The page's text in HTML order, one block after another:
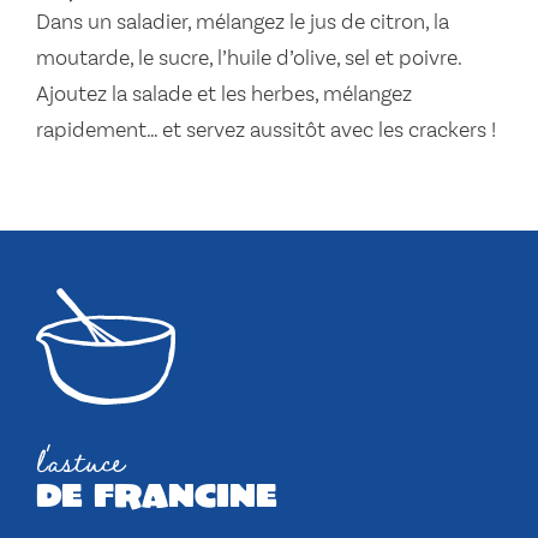
Dans un saladier, mélangez le jus de citron, la
moutarde, le sucre, l’huile d’olive, sel et poivre.
Ajoutez la salade et les herbes, mélangez
rapidement… et servez aussitôt avec les crackers !
l'astuce
de francine